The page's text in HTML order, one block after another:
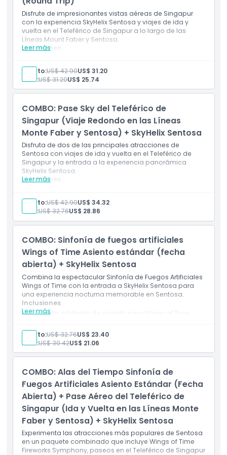
No Adecuado Para
Ubicación
Política de Cancelación
Disfrute de impresionantes vistas aéreas de Singapur
con la experiencia SkyHelix Sentosa y viajes de ida y
vuelta en el Teleférico de Singapur a lo largo de las
Líneas Mount Faber y Sentosa.
Leer más
Inclusiones
Paseo de ida y vuelta en teleférico tanto en la Línea
Sentosa como en la Línea Mount Faber
Adulto:US$ 42.90US$ 31.20
Niño:US$ 31.20US$ 25.74
COMBO: Pase Sky del Teleférico de
Singapur (Viaje Redondo en las Líneas
Monte Faber y Sentosa) + SkyHelix Sentosa
Disfruta de dos de las principales atracciones de
Sentosa con viajes de ida y vuelta en el Teleférico de
Singapur y la entrada a la experiencia panorámica
SkyHelix Sentosa.
Leer más
Inclusiones
Viajes de ida y vuelta en la Línea Mount Faber
Viajes de ida y vuelta en la Línea Sentosa
Entrada a SkyHelix Sentosa
Elección de una bebida estándar sin alcohol o un
Uso flexible dentro del período de validez del cupón
Adulto:US$ 42.90US$ 34.32
Niño:US$ 32.76US$ 28.86
COMBO: Sinfonía de fuegos artificiales
Wings of Time Asiento estándar (fecha
abierta) + SkyHelix Sentosa
Combina la espectacular Sinfonía de Fuegos Artificiales
Wings of Time con la entrada a SkyHelix Sentosa para
una experiencia nocturna memorable en Sentosa.
Leer más
Inclusiones
Entrada estándar de asiento para Wings of Time
Válido para el espectáculo de las 19:40 o las 20:40
Entrada a SkyHelix Sentosa
Acceso al paseo panorámico al aire libre más alto
de Singapur
Singapur
Adulto:US$ 32.76US$ 23.40
Niño:US$ 30.42US$ 21.06
COMBO: Alas del Tiempo Sinfonía de
Fuegos Artificiales Asiento Estándar (Fecha
Abierta) + Pase Aéreo del Teleférico de
Singapur (Ida y Vuelta en las Líneas Monte
Faber y Sentosa) + SkyHelix Sentosa
Experimenta las atracciones más populares de Sentosa
en un paquete combinado que incluye Wings of Time
Fireworks Symphony, paseos en el Teleférico de Singapur